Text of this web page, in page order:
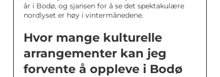
år i Bodø, og sjansen for å se det spektakulære
nordlyset er høy i vintermånedene.
Hvor mange kulturelle
arrangementer kan jeg
forvente å oppleve i Bodø